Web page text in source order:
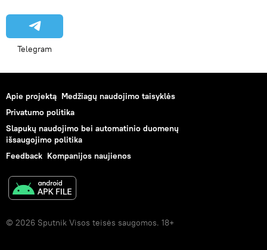
Telegram
Apie projektą Medžiagų naudojimo taisyklės
Privatumo politika
Slapukų naudojimo bei automatinio duomenų
išsaugojimo politika
Feedback Kompanijos naujienos
© 2026 Sputnik Visos teisės saugomos. 18+